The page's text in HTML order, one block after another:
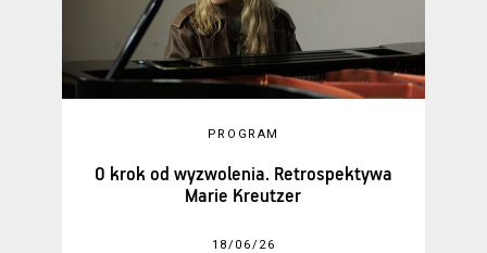
PROGRAM
O krok od wyzwolenia. Retrospektywa
Marie Kreutzer
18/06/26